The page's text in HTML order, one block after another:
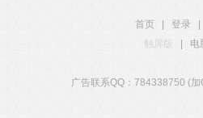
首页 登录
触屏版
电
广告联系QQ：784338750 (